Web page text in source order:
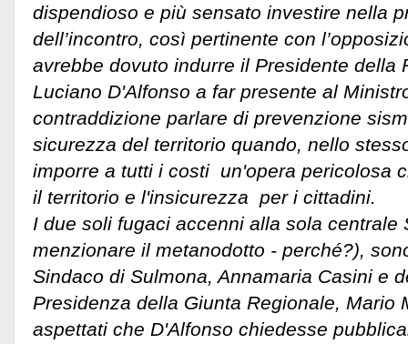
dispendioso e più sensato investire nella
dell’incontro, così pertinente con
avrebbe dovuto indurre il Presidente della
Luciano D'Alfonso a far presente al
contraddizione parlare di prevenzione
sicurezza del territorio quando, nello
imporre a tutti i costi un'opera pericolosa
il territorio e l'insicurezza per i cittadini.
I due soli fugaci accenni alla sola centrale
menzionare il metanodotto - perché?),
Sindaco di Sulmona, Annamaria Casini e
Presidenza della Giunta Regionale, Mario
aspettati che D'Alfonso chiedesse